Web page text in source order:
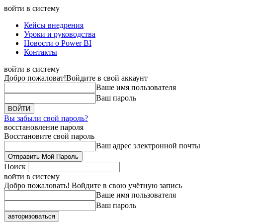
войти в систему
Кейсы внедрения
Уроки и руководства
Новости о Power BI
Контакты
войти в систему
Добро пожаловат!Войдите в свой аккаунт
Ваше имя пользователя
Ваш пароль
Вы забыли свой пароль?
восстановление пароля
Восстановите свой пароль
Ваш адрес электронной почты
Поиск
войти в систему
Добро пожаловать! Войдите в свою учётную запись
Ваше имя пользователя
Ваш пароль